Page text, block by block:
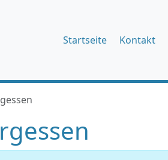
Startseite Kontakt